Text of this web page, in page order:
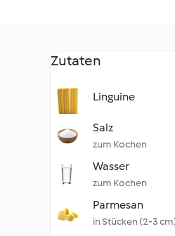
Zutaten
Linguine
Salz
zum Kochen
Wasser
zum Kochen
Parmesan
in Stücken (2-3